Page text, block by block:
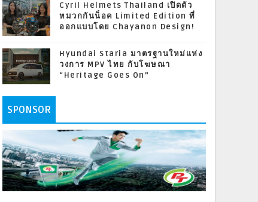
Cyril Helmets Thailand เปิดตัว
หมวกกันน็อค Limited Edition ที่
ออกแบบโดย Chayanon Design!
Hyundai Staria มาตรฐานใหม่แห่ง
วงการ MPV ไทย กับโฆษณา
“Heritage Goes On”
SPONSOR